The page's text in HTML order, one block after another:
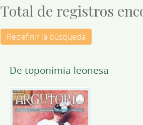
Total de registros
Redefinir la búsqueda
De toponimia leonesa